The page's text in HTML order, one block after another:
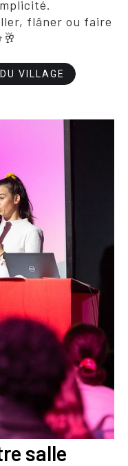
flâner ou faire
VILLAGE
salle